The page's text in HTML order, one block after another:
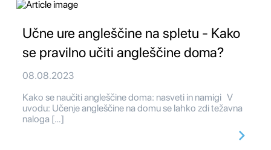
Učne ure angleščine na spletu - Kako
se pravilno učiti angleščine doma?
08.08.2023
Kako se naučiti angleščine doma: nasveti in namigi V
uvodu: Učenje angleščine na domu se lahko zdi težavna
naloga […]